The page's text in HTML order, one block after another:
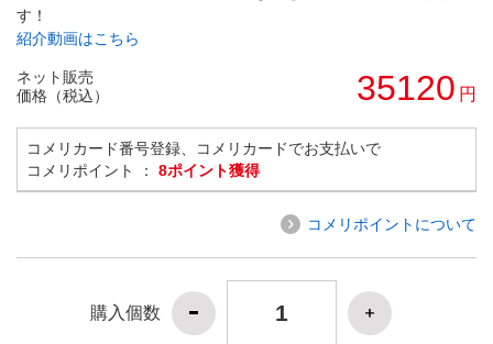
す！
紹介動画はこちら
ネット販売
価格（税込）
35120 円
コメリカード番号登録、コメリカードでお支払いで
コメリポイント ： 8ポイント獲得
コメリポイントについて
購入個数